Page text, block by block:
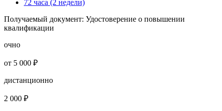
72 часа (2 недели)
Получаемый документ: Удостоверение о повышении
квалификации
очно
от 5 000 ₽
дистанционно
2 000 ₽